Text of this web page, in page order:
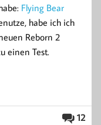
Flying Bear
habe ich ich
Reborn 2
einen Test.
12